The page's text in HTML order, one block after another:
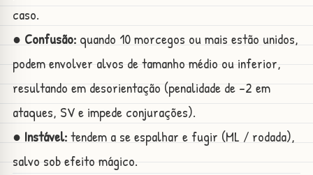
caso.
● Confusão:quando 10 morcegos ou mais estão unidos,
podem envolver alvos de tamanho médio ou inferior,
resultando em desorientação (penalidade de -2 em
ataques, SV e impede conjurações).
● Instável:tendem a se espalhar e fugir (ML / rodada),
salvo sob efeito mágico.